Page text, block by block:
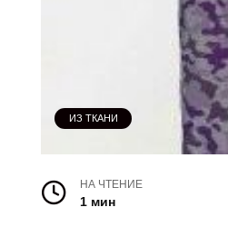
ИЗ ТКАНИ
НА ЧТЕНИЕ
1 мин